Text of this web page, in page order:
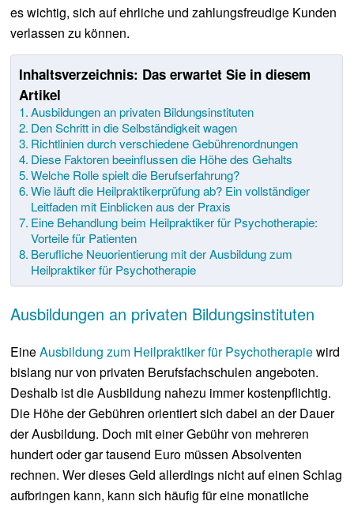
es wichtig, sich auf ehrliche und zahlungsfreudige Kunden
verlassen zu können.
Inhaltsverzeichnis: Das erwartet Sie in diesem
Artikel
Ausbildungen an privaten Bildungsinstituten
Den Schritt in die Selbständigkeit wagen
Richtlinien durch verschiedene Gebührenordnungen
Diese Faktoren beeinflussen die Höhe des Gehalts
Welche Rolle spielt die Berufserfahrung?
Wie läuft die Heilpraktikerprüfung ab? Ein vollständiger
Leitfaden mit Einblicken aus der Praxis
Eine Behandlung beim Heilpraktiker für Psychotherapie:
Vorteile für Patienten
Berufliche Neuorientierung mit der Ausbildung zum
Heilpraktiker für Psychotherapie
Ausbildungen an privaten Bildungsinstituten
EineAusbildung zum Heilpraktiker für Psychotherapiewird
bislang nur von privaten Berufsfachschulen angeboten.
Deshalb ist die Ausbildung nahezu immer kostenpflichtig.
Die Höhe der Gebühren orientiert sich dabei an der Dauer
der Ausbildung. Doch mit einer Gebühr von mehreren
hundert oder gar tausend Euro müssen Absolventen
rechnen. Wer dieses Geld allerdings nicht auf einen Schlag
aufbringen kann, kann sich häufig für eine monatliche